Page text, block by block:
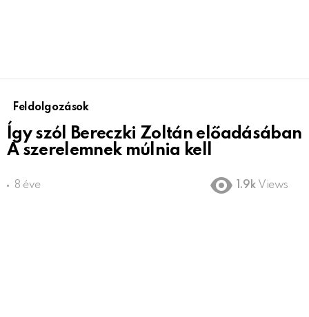
Feldolgozások
Így szól Bereczki Zoltán előadásában
A szerelemnek múlnia kell
8 éve 1.9k Views